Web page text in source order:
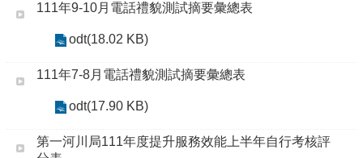
111年9-10月電話禮貌測試摘要彙總表
odt(18.02 KB)
111年7-8月電話禮貌測試摘要彙總表
odt(17.90 KB)
第一河川局111年度提升服務效能上半年自行考核評